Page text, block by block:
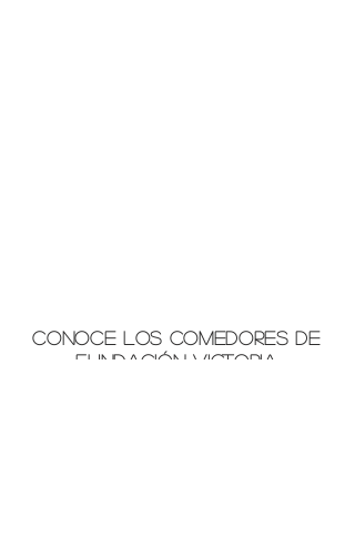
conoce los comedores de
fundación victoria